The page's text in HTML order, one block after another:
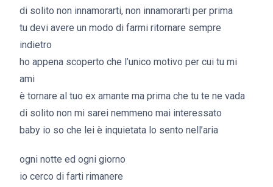
di solito non innamorarti, non innamorarti per prima
tu devi avere un modo di farmi ritornare sempre
indietro
ho appena scoperto che l’unico motivo per cui tu mi
ami
è tornare al tuo ex amante ma prima che tu te ne vada
di solito non mi sarei nemmeno mai interessato
baby io so che lei è inquietata lo sento nell’aria
ogni notte ed ogni giorno
io cerco di farti rimanere